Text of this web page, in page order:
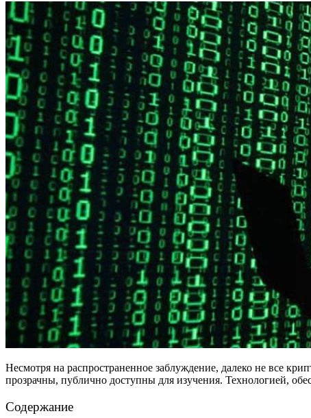
Несмотря на распространенное заблуждение, далеко не все
прозрачны, публично доступны для изучения. Технологией,
Содержание